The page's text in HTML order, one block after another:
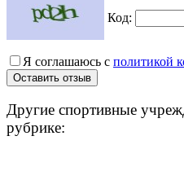
Код:
Я соглашаюсь с политикой
Другие спортивные
рубрике: